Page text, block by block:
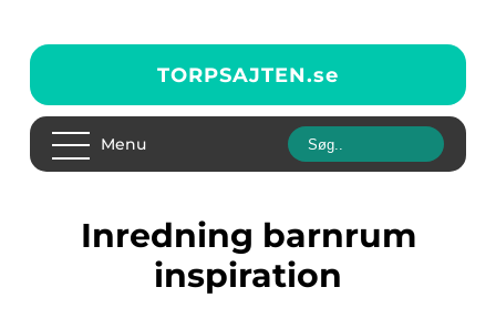
TORPSAJTEN.se
Menu
Inredning barnrum
inspiration